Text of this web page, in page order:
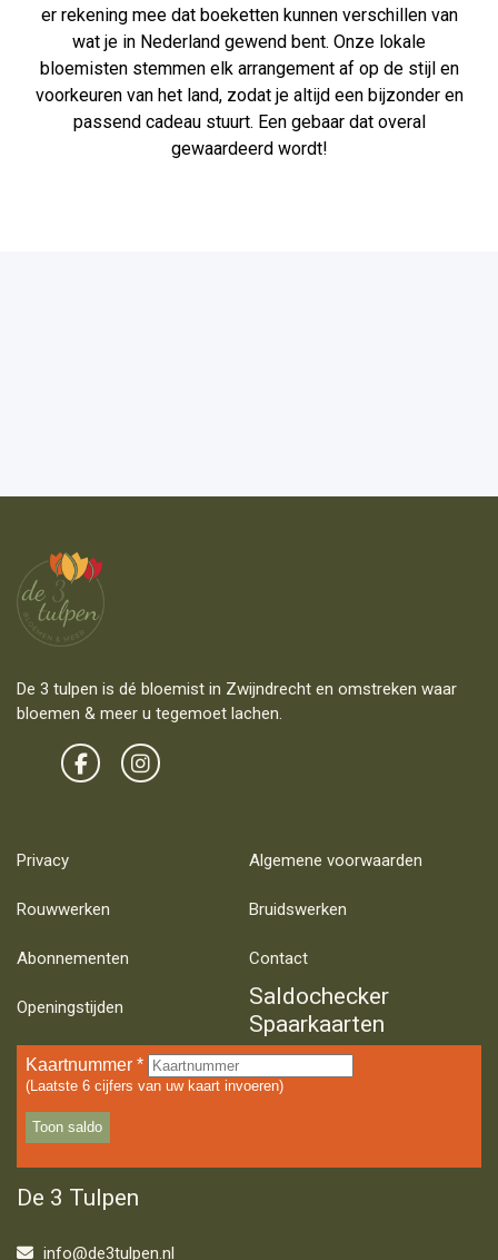
er rekening mee dat boeketten kunnen verschillen van
wat je in Nederland gewend bent. Onze lokale
bloemisten stemmen elk arrangement af op de stijl en
voorkeuren van het land, zodat je altijd een bijzonder en
passend cadeau stuurt. Een gebaar dat overal
gewaardeerd wordt!
De 3 tulpen is dé bloemist in Zwijndrecht en omstreken waar
bloemen & meer u tegemoet lachen.
Privacy Algemene voorwaarden
Rouwwerken Bruidswerken
Abonnementen Contact
Openingstijden
Saldochecker
Spaarkaarten
De 3 Tulpen
info@de3tulpen.nl